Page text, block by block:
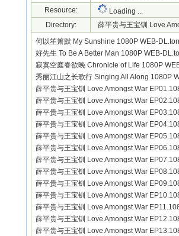
Resource:
Loading ...
Directory:
薛平贵与王宝钏 Love
何以笙箫默 My Sunshine 1080P WEB-
好先生 To Be A Better Man 1080P WEB-
寂寞空庭春欲晚 Chronicle of Life 1080P
秀丽江山之长歌行 Singing All Along 1080P
薛平贵与王宝钏 Love Amongst War
薛平贵与王宝钏 Love Amongst War
薛平贵与王宝钏 Love Amongst War
薛平贵与王宝钏 Love Amongst War
薛平贵与王宝钏 Love Amongst War
薛平贵与王宝钏 Love Amongst War
薛平贵与王宝钏 Love Amongst War
薛平贵与王宝钏 Love Amongst War
薛平贵与王宝钏 Love Amongst War
薛平贵与王宝钏 Love Amongst War
薛平贵与王宝钏 Love Amongst War
薛平贵与王宝钏 Love Amongst War
薛平贵与王宝钏 Love Amongst War